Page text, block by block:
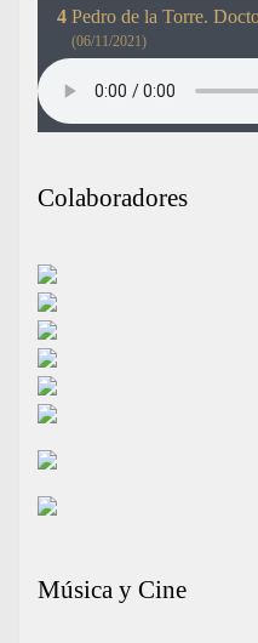
Pedro de la Torre.
(06/11/2021)
Colaboradores
Música y Cine